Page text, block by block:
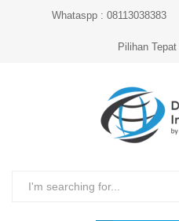
Whataspp : 08113038383
Pilihan